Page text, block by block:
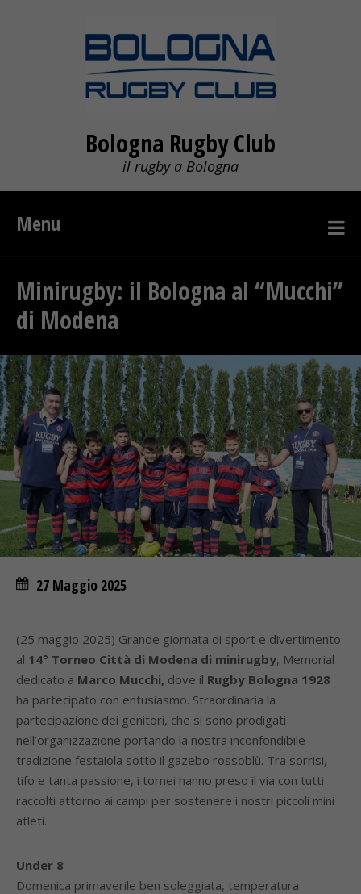
Bologna Rugby Club
il rugby a Bologna
Menu
Minirugby: il Bologna al “Mucchi”
di Modena
27 Maggio 2025
(25 maggio 2025) Grande giornata di sport e divertimento
al 14° Torneo Città di Modena di minirugby, Memorial
dedicato a Marco Mucchi, dove il Rugby Bologna 1928
ha partecipato con entusiasmo. Straordinaria la
partecipazione dei genitori, che si sono prodigati
nell’organizzazione portando la nostra inconfondibile
tradizione festaiola sotto il gazebo rossoblù. Tra sorrisi,
tifo e tanta passione, i tornei hanno preso il via con tutti
raccolti attorno ai campi per sostenere i nostri piccoli mini
atleti.
Under 8
Domenica primaverile ben soleggiata, temperatura